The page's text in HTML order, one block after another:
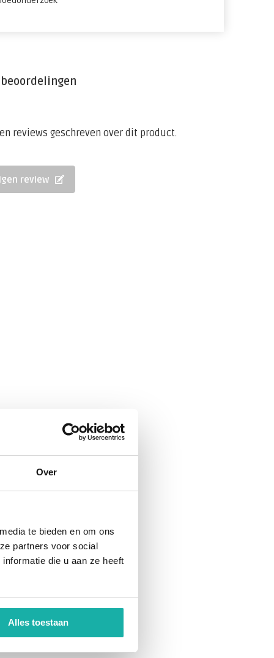
Over
te bieden en om ons
partners voor social
die u aan ze heeft
Alles toestaan
reviews geschreven over dit product.
review